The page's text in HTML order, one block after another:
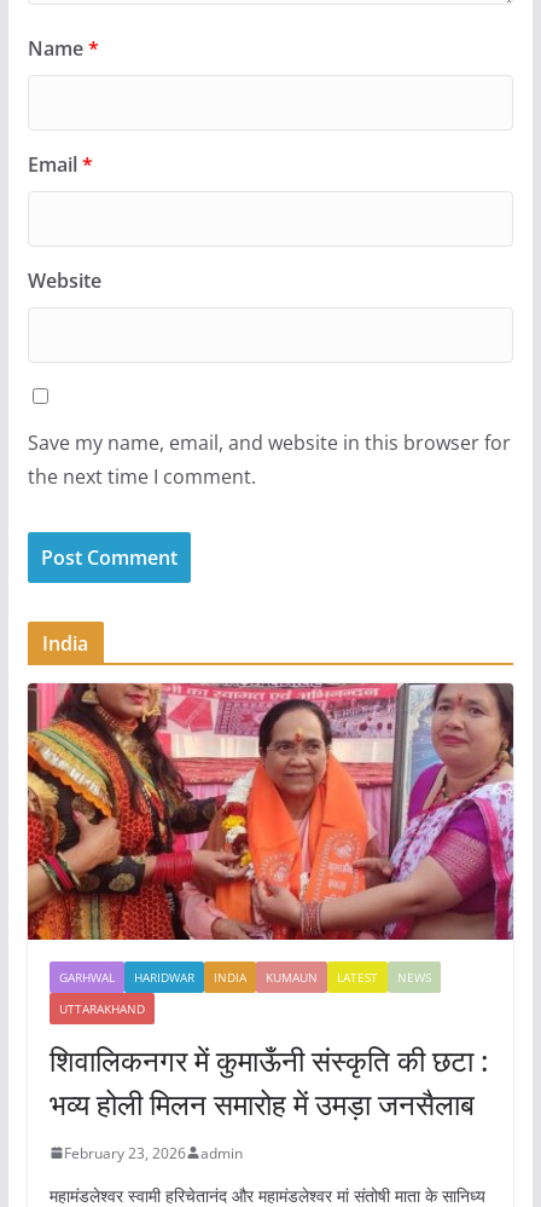
Name*
Email*
Website
Save my name, email, and website in this browser for
the next time I comment.
India
GARHWAL HARIDWAR INDIA KUMAUN LATEST
NEWS
UTTARAKHAND
शिवालिकनगर में कुमाऊँनी संस्कृति की छटा :
भव्य होली मिलन समारोह में उमड़ा जनसैलाब
February 23, 2026 admin
महामंडलेश्वर स्वामी हरिचेतानंद और महामंडलेश्वर मां संतोषी माता के सानिध्य